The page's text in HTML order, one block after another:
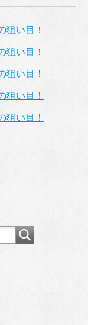
狙い目！
狙い目！
狙い目！
狙い目！
狙い目！